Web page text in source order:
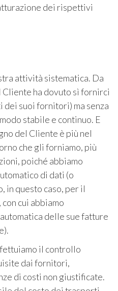
dei rispettivi
attività sistematica. Da
ha dovuto sì fornirci
dei suoi fornitori) ma senza
stabile e continuo. E
del Cliente è più nel
che gli forniamo, più
poiché abbiamo
di dati (o
in questo caso, per il
cui abbiamo
delle sue fatture
il controllo
dai fornitori,
di costi non giustificate.